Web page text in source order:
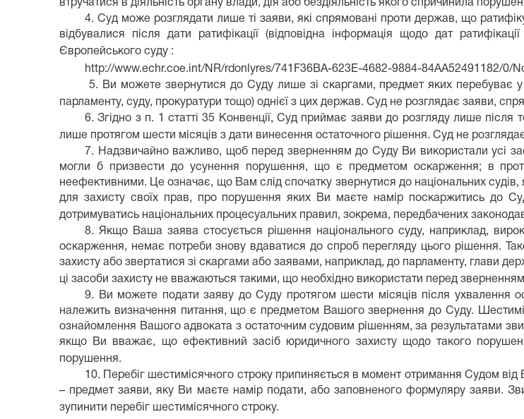
втручатися в діяльність органу влади, дія або бездіяльність якого спричинила
4. Суд може розглядати лише ті заяви, які спрямовані проти держав, що
відбувалися після дати ратифікації (відповідна інформація щодо дат
Європейського суду :
http://www.echr.coe.int/NR/rdonlyres/741F36BA-623E-4682-9884-84AA52491182/0/
5. Ви можете звернутися до Суду лише зі скаргами, предмет яких перебуває у
парламенту, суду, прокуратури тощо) однієї з цих держав. Суд не розглядає заяви,
6. Згідно з п. 1 статті 35 Конвенції, Суд приймає заяви до розгляду лише після
лише протягом шести місяців з дати винесення остаточного рішення. Суд не
7. Надзвичайно важливо, щоб перед зверненням до Суду Ви використали усі
могли б призвести до усунення порушення, що є предметом оскарження; в
неефективними. Це означає, що Вам слід спочатку звернутися до національних
для захисту своїх прав, про порушення яких Ви маєте намір поскаржитись до
дотримуватись національних процесуальних правил, зокрема, передбачених
8. Якщо Ваша заява стосується рішення національного суду, наприклад,
оскарження, немає потреби знову вдаватися до спроб перегляду цього рішення.
захисту або звертатися зі скаргами або заявами, наприклад, до парламенту, глави
ці засоби захисту не вважаються такими, що необхідно використати перед
9. Ви можете подати заяву до Суду протягом шести місяців після ухвалення
належить визначення питання, що є предметом Вашого звернення до Суду.
ознайомлення Вашого адвоката з остаточним судовим рішенням, за результатами
якщо Ви вважає, що ефективний засіб юридичного захисту щодо такого
порушення.
10. Перебіг шестимісячного строку припиняється в момент отримання Судом
– предмет заяви, яку Ви маєте намір подати, або заповненого формуляру заяви.
зупинити перебіг шестимісячного строку.